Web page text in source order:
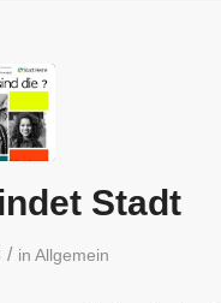
Stadt
/ in Allgemein